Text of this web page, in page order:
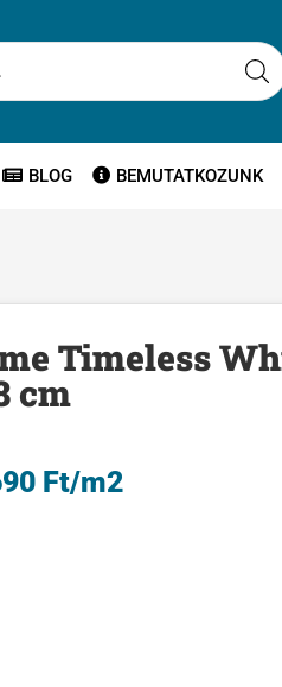
BLOG BEMUTATKOZUNK
Timeless
cm
Ft/m2